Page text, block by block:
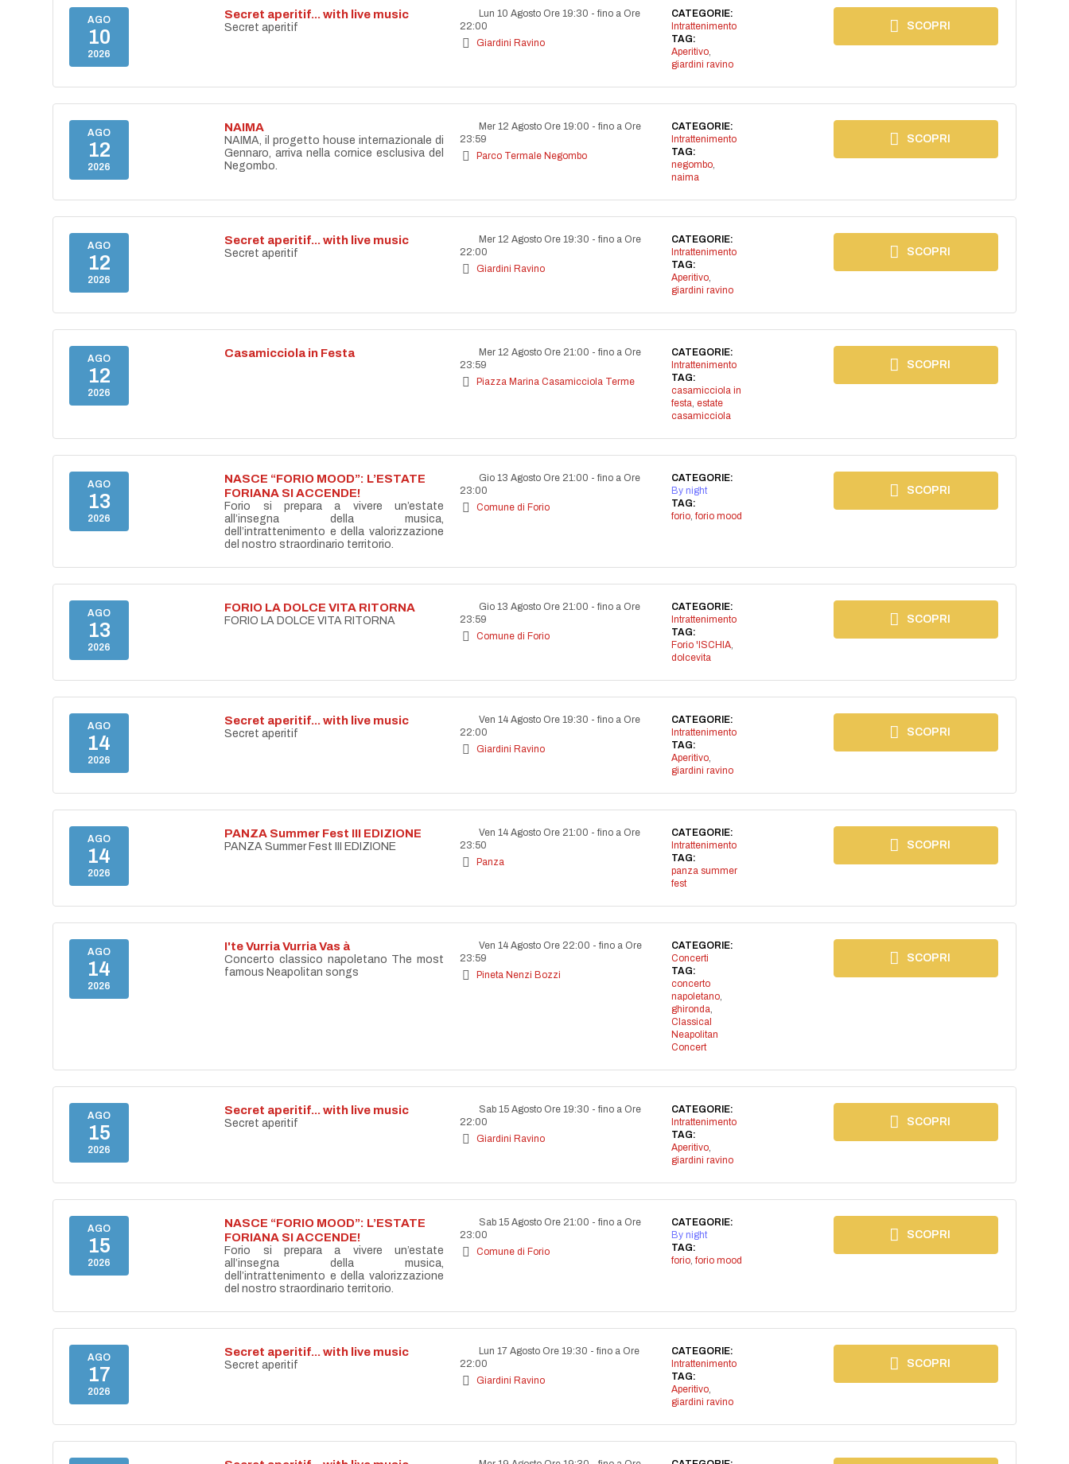
AGO
10
2026
Secret aperitif... with live music
Secret aperitif
Lun 10 Agosto Ore 19:30 - fino a Ore
22:00
Giardini Ravino
CATEGORIE:
Intrattenimento
TAG:
Aperitivo,
giardini ravino
SCOPRI
AGO
12
2026
NAIMA
NAIMA, il progetto house internazionale di
Gennaro, arriva nella cornice esclusiva del
Negombo.
Mer 12 Agosto Ore 19:00 - fino a Ore
23:59
Parco Termale Negombo
CATEGORIE:
Intrattenimento
TAG:
negombo,
naima
SCOPRI
AGO
12
2026
Secret aperitif... with live music
Secret aperitif
Mer 12 Agosto Ore 19:30 - fino a Ore
22:00
Giardini Ravino
CATEGORIE:
Intrattenimento
TAG:
Aperitivo,
giardini ravino
SCOPRI
AGO
12
2026
Casamicciola in Festa Mer 12 Agosto Ore 21:00 - fino a Ore
23:59
Piazza Marina Casamicciola Terme
CATEGORIE:
Intrattenimento
TAG:
casamicciola in
festa, estate
casamicciola
SCOPRI
AGO
13
2026
NASCE “FORIO MOOD”: L’ESTATE
FORIANA SI ACCENDE!
Forio si prepara a vivere un’estate
all’insegna della musica,
dell’intrattenimento e della valorizzazione
del nostro straordinario territorio.
Gio 13 Agosto Ore 21:00 - fino a Ore
23:00
Comune di Forio
CATEGORIE:
By night
TAG:
forio, forio mood
SCOPRI
AGO
13
2026
FORIO LA DOLCE VITA RITORNA
FORIO LA DOLCE VITA RITORNA
Gio 13 Agosto Ore 21:00 - fino a Ore
23:59
Comune di Forio
CATEGORIE:
Intrattenimento
TAG:
Forio 'ISCHIA,
dolcevita
SCOPRI
AGO
14
2026
Secret aperitif... with live music
Secret aperitif
Ven 14 Agosto Ore 19:30 - fino a Ore
22:00
Giardini Ravino
CATEGORIE:
Intrattenimento
TAG:
Aperitivo,
giardini ravino
SCOPRI
AGO
14
2026
PANZA Summer Fest III EDIZIONE
PANZA Summer Fest III EDIZIONE
Ven 14 Agosto Ore 21:00 - fino a Ore
23:50
Panza
CATEGORIE:
Intrattenimento
TAG:
panza summer
fest
SCOPRI
AGO
14
2026
I'te Vurria Vurria Vas à
Concerto classico napoletano The most
famous Neapolitan songs
Ven 14 Agosto Ore 22:00 - fino a Ore
23:59
Pineta Nenzi Bozzi
CATEGORIE:
Concerti
TAG:
concerto
napoletano,
ghironda,
Classical
Neapolitan
Concert
SCOPRI
AGO
15
2026
Secret aperitif... with live music
Secret aperitif
Sab 15 Agosto Ore 19:30 - fino a Ore
22:00
Giardini Ravino
CATEGORIE:
Intrattenimento
TAG:
Aperitivo,
giardini ravino
SCOPRI
AGO
15
2026
NASCE “FORIO MOOD”: L’ESTATE
FORIANA SI ACCENDE!
Forio si prepara a vivere un’estate
all’insegna della musica,
dell’intrattenimento e della valorizzazione
del nostro straordinario territorio.
Sab 15 Agosto Ore 21:00 - fino a Ore
23:00
Comune di Forio
CATEGORIE:
By night
TAG:
forio, forio mood
SCOPRI
AGO
17
2026
Secret aperitif... with live music
Secret aperitif
Lun 17 Agosto Ore 19:30 - fino a Ore
22:00
Giardini Ravino
CATEGORIE:
Intrattenimento
TAG:
Aperitivo,
giardini ravino
SCOPRI